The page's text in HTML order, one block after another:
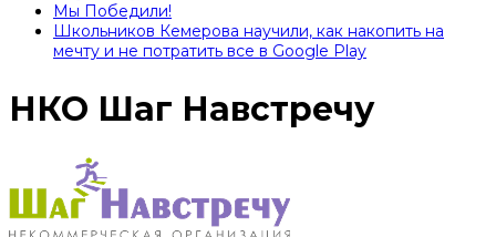
Мы Победили!
Школьников Кемерова научили, как накопить на
мечту и не потратить все в Google Play
НКО Шаг Навстречу